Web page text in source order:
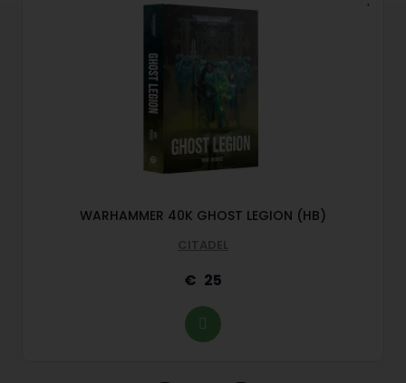
WARHAMMER 40K GHOST LEGION (HB)
CITADEL
25